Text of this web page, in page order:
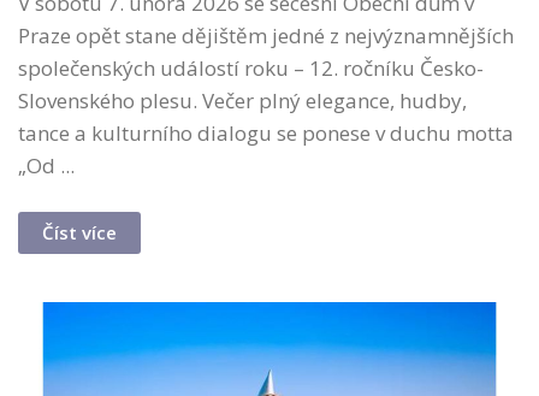
Praze opět stane dějištěm jedné z nejvýznamnějších
společenských událostí roku – 12. ročníku Česko-
Slovenského plesu. Večer plný elegance, hudby,
tance a kulturního dialogu se ponese v duchu motta
„Od ...
Číst více